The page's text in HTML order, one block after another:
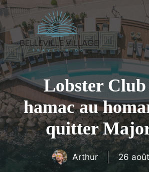
Aller
au
contenu
Lobster
hamac au
quitter
Arthur 26